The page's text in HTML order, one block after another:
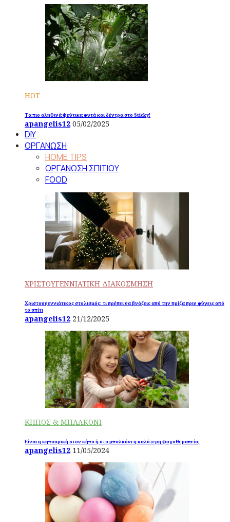
HOT
Τα πιο αληθινά ψεύτικα φυτά και δέντρα στο Sticky!
apangelis12 05/02/2025
DIY
ΟΡΓΑΝΩΣΗ
HOME TIPS
ΟΡΓΑΝΩΣΗ ΣΠΙΤΙΟΥ
FOOD
ΧΡΙΣΤΟΥΓΕΝΝΙΑΤΙΚΗ ΔΙΑΚΟΣΜΗΣΗ
Χριστουγεννιάτικος στολισμός: τι πρέπει να βγάζεις από την πρίζα πριν φύγεις από
το σπίτι
apangelis12 21/12/2025
ΚΗΠΟΣ & ΜΠΑΛΚΟΝΙ
Είναι η κηπουρική στον κήπο ή στο μπαλκόνι η καλύτερη ψυχοθεραπεία;
apangelis12 11/05/2024